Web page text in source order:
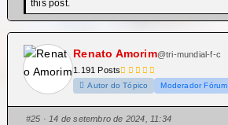
this post.
Renato Amorim@tri-mundial-f-c
1.191 Posts
Autor do Tópico Moderador Fórum
#25 · 14 de setembro de 2024, 11:34